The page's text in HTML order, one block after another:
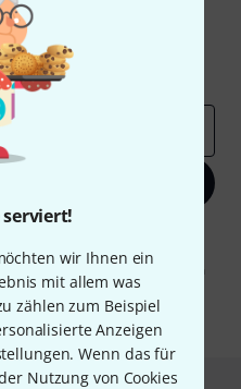
wir Ihnen ein
mit allem was
zählen zum Beispiel
Anzeigen
Wenn das für
Nutzung von Cookies
und gewinne mit
über jeweils
Deals
Sie dem Erhalt von E-Mail-
Mail-Nutzungsverhaltens zu. Die
Informationen finden Sie in
.